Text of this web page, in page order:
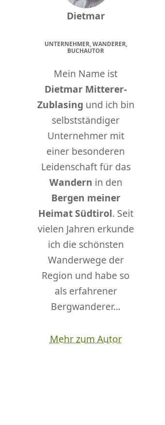
Dietmar
UNTERNEHMER, WANDERER,
BUCHAUTOR
Mein Name ist
Dietmar Mitterer-
Zublasing und ich bin
selbstständiger
Unternehmer mit
einer besonderen
Leidenschaft für das
Wandern in den
Bergen meiner
Heimat Südtirol. Seit
vielen Jahren erkunde
ich die schönsten
Wanderwege der
Region und habe so
als erfahrener
Bergwanderer...
Mehr zum Autor